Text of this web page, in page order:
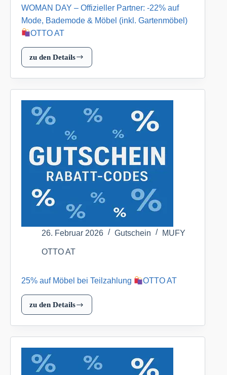
WOMAN DAY – Offizieller Partner: -22% auf
Mode, Bademode & Möbel (inkl. Gartenmöbel)
OTTO AT
zu den Details
WOMAN
Offizieller
Partner:
auf
Mode,
Bademode
&
Möbel
Gartenmöbel)
OTTO
26. Februar 2026 Gutschein MUFY
OTTO AT
25% auf Möbel bei Teilzahlung OTTO AT
zu den Details
bei
Teilzahlung